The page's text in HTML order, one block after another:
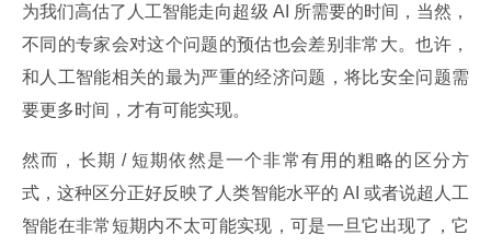
为我们高估了人工智能走向超级 AI 所需要的时间，当然，
不同的专家会对这个问题的预估也会差别非常大。也许，
和人工智能相关的最为严重的经济问题，将比安全问题需
要更多时间，才有可能实现。
然而，长期 / 短期依然是一个非常有用的粗略的区分方
式，这种区分正好反映了人类智能水平的 AI 或者说超人工
智能在非常短期内不太可能实现，可是一旦它出现了，它